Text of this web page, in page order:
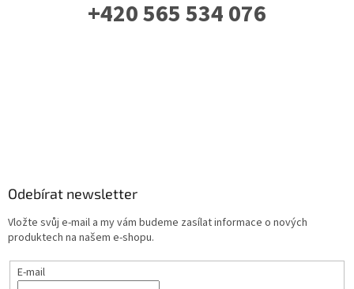
+420 565 534 076
Odebírat newsletter
Vložte svůj e-mail a my vám budeme zasílat informace o nových
produktech na našem e-shopu.
E-mail